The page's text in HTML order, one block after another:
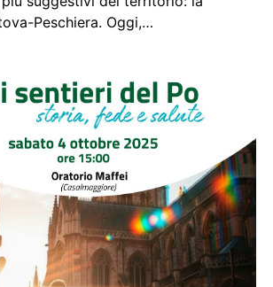
Peschiera. Oggi,…